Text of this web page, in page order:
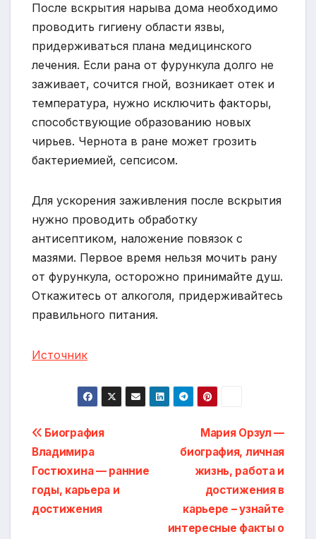
После вскрытия нарыва дома необходимо
проводить гигиену области язвы,
придерживаться плана медицинского
лечения. Если рана от фурункула долго не
заживает, сочится гной, возникает отек и
температура, нужно исключить факторы,
способствующие образованию новых
чирьев. Чернота в ране может грозить
бактериемией, сепсисом.
Для ускорения заживления после вскрытия
нужно проводить обработку
антисептиком, наложение повязок с
мазями. Первое время нельзя мочить рану
от фурункула, осторожно принимайте душ.
Откажитесь от алкоголя, придерживайтесь
правильного питания.
Источник
Навигация
по
записям
Мария Орзул —
биография, личная
жизнь, работа и
достижения в
карьере – узнайте
интересные факты о
Биография
Владимира
Гостюхина — ранние
годы, карьера и
достижения